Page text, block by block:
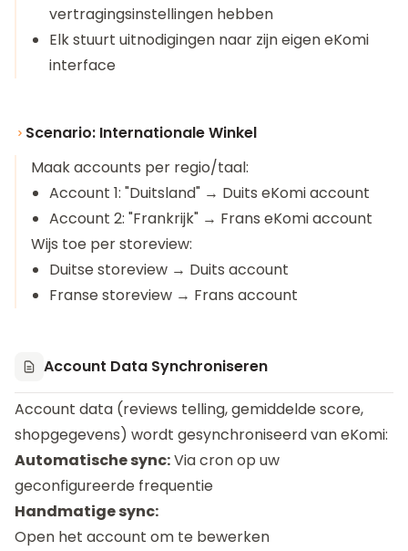
vertragingsinstellingen hebben
Elk stuurt uitnodigingen naar zijn eigen eKomi
interface
Scenario: Internationale Winkel
Maak accounts per regio/taal:
Account 1: "Duitsland" → Duits eKomi account
Account 2: "Frankrijk" → Frans eKomi account
Wijs toe per storeview:
Duitse storeview → Duits account
Franse storeview → Frans account
Account Data Synchroniseren
Account data (reviews telling, gemiddelde score,
shopgegevens) wordt gesynchroniseerd van eKomi:
Automatische sync:Via cron op uw
geconfigureerde frequentie
Handmatige sync:
Open het account om te bewerken